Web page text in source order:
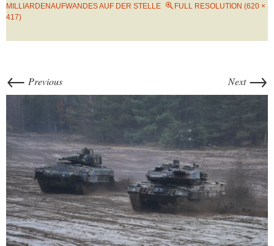
MILLIARDENAUFWANDES AUF DER STELLE
FULL RESOLUTION (620 ×
417)
← Previous Next →